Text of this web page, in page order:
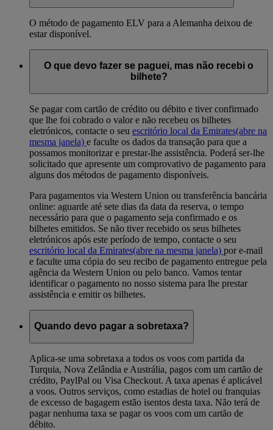
O método de pagamento ELV para a Alemanha deixou de
estar disponível.
O que devo fazer se paguei, mas não recebi o
bilhete?
Se pagar com cartão de crédito ou débito e tiver confirmado
que lhe foi cobrado o valor e não recebeu os bilhetes
eletrónicos, contacte o seu escritório local da Emirates(abre na
mesma janela) e faculte os dados da transação para que a
possamos monitorizar e prestar-lhe assistência. Poderá ser-lhe
solicitado que apresente um comprovativo de pagamento para
alguns dos métodos de pagamento disponíveis.
Para pagamentos via Western Union ou transferência bancária
online: aguarde até sete dias da data da reserva, o tempo
necessário para que o pagamento seja confirmado e os
bilhetes emitidos. Se não tiver recebido os seus bilhetes
eletrónicos após este período de tempo, contacte o seu
escritório local da Emirates(abre na mesma janela) por e-mail
e faculte uma cópia do seu recibo de pagamento entregue pela
agência da Western Union ou pelo banco. Vamos tentar
identificar o pagamento no nosso sistema para lhe prestar
assistência e emitir os bilhetes.
Quando devo pagar a sobretaxa?
Aplica-se uma sobretaxa a todos os voos com partida da
Turquia, Nova Zelândia e Austrália, pagos com um cartão de
crédito, PaylPal ou Visa Checkout. A taxa apenas é aplicável
a voos. Outros serviços, como estadias de hotel ou franquias
de excesso de bagagem estão isentos desta taxa. Não terá de
pagar nenhuma taxa se pagar os voos com um cartão de
débito.